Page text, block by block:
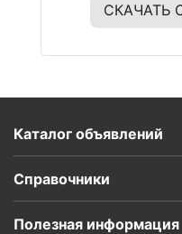
СКАЧАТЬ
Каталог объявлений
Справочники
Полезная информация